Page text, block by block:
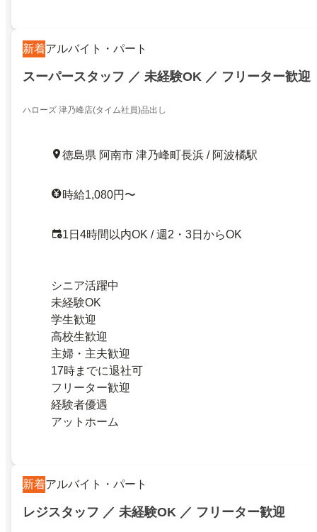
新着アルバイト・パート
スーパースタッフ ／ 未経験OK ／ フリーター歓迎
ハローズ 津乃峰店(タイム社員)品出し
徳島県 阿南市 津乃峰町長浜 / 阿波橘駅
時給1,080円〜
1日4時間以内OK / 週2・3日からOK
シニア活躍中
未経験OK
学生歓迎
高校生歓迎
主婦・主夫歓迎
17時までに退社可
フリーター歓迎
経験者優遇
アットホーム
新着アルバイト・パート
レジスタッフ ／ 未経験OK ／ フリーター歓迎